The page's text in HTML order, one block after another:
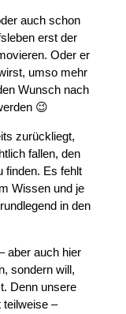
auch schon
erst der
Oder er
umso mehr
Wunsch nach
😉
zurückliegt,
fallen, den
finden. Es fehlt
Wissen und je
in den
aber auch hier
sondern will,
Denn unsere
teilweise –